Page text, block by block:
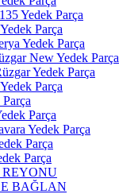
Yedek Parça
Parça
Yedek Parça
New Yedek Parça
Yedek Parça
Parça
Parça
Yedek Parça
Parça
Parça
REYONU
BAĞLAN